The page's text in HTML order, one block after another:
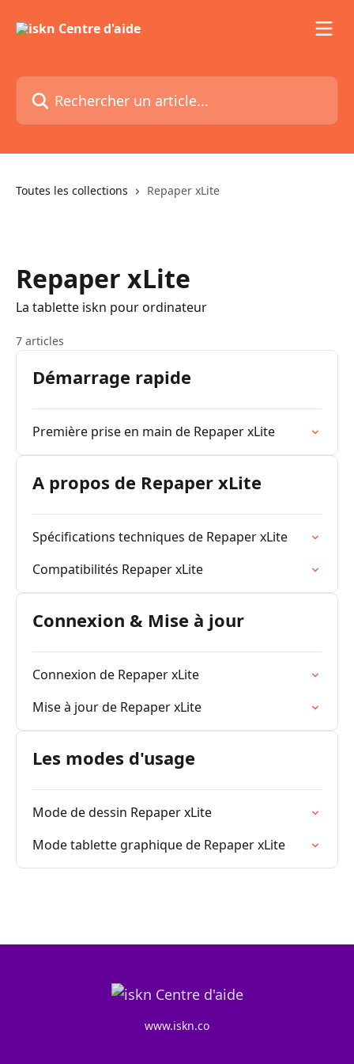
Rechercher un article...
Toutes les collections Repaper xLite
Repaper xLite
La tablette iskn pour ordinateur
7 articles
Démarrage rapide
Première prise en main de Repaper xLite
A propos de Repaper xLite
Spécifications techniques de Repaper xLite
Compatibilités Repaper xLite
Connexion & Mise à jour
Connexion de Repaper xLite
Mise à jour de Repaper xLite
Les modes d'usage
Mode de dessin Repaper xLite
Mode tablette graphique de Repaper xLite
www.iskn.co